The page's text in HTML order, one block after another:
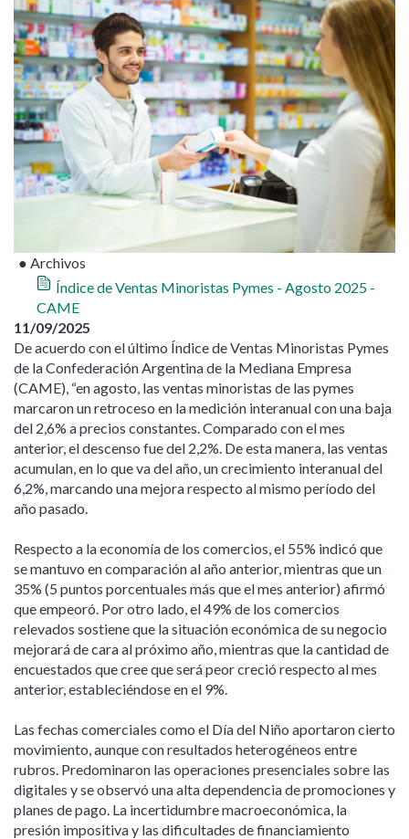
● Archivos
Índice de Ventas Minoristas Pymes - Agosto 2025 -
CAME
11/09/2025
De acuerdo con el último Índice de Ventas Minoristas Pymes
de la Confederación Argentina de la Mediana Empresa
(CAME), “en agosto, las ventas minoristas de las pymes
marcaron un retroceso en la medición interanual con una baja
del 2,6% a precios constantes. Comparado con el mes
anterior, el descenso fue del 2,2%. De esta manera, las ventas
acumulan, en lo que va del año, un crecimiento interanual del
6,2%, marcando una mejora respecto al mismo período del
año pasado.
Respecto a la economía de los comercios, el 55% indicó que
se mantuvo en comparación al año anterior, mientras que un
35% (5 puntos porcentuales más que el mes anterior) afirmó
que empeoró. Por otro lado, el 49% de los comercios
relevados sostiene que la situación económica de su negocio
mejorará de cara al próximo año, mientras que la cantidad de
encuestados que cree que será peor creció respecto al mes
anterior, estableciéndose en el 9%.
Las fechas comerciales como el Día del Niño aportaron cierto
movimiento, aunque con resultados heterogéneos entre
rubros. Predominaron las operaciones presenciales sobre las
digitales y se observó una alta dependencia de promociones y
planes de pago. La incertidumbre macroeconómica, la
presión impositiva y las dificultades de financiamiento